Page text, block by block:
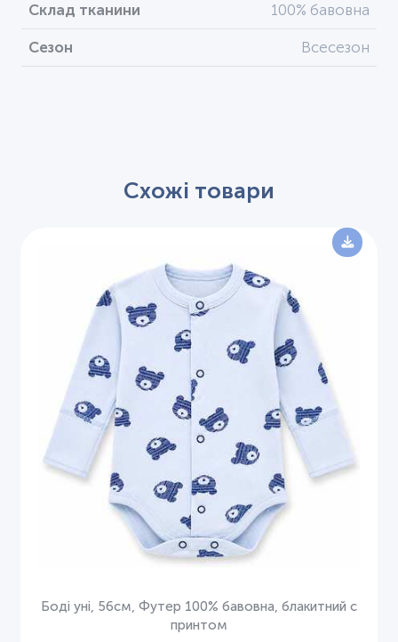
Склад тканини 100% бавовна
Сезон Всесезон
Схожі товари
Боді уні, 56см, Футер 100% бавовна, блакитний с
принтом